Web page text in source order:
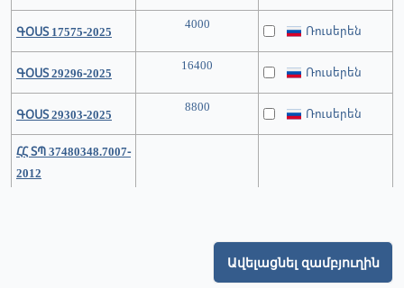
ԳՕՍՏ 17575-2025 4000 Ռուսերեն
ԳՕՍՏ 29296-2025 16400 Ռուսերեն
ԳՕՍՏ 29303-2025 8800 Ռուսերեն
ՀՀ ՏՊ 37480348.7007-
2012
Ավելացնել զամբյուղին